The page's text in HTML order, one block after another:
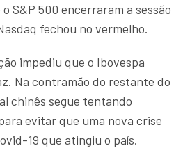
S&P 500 encerraram a sessão
fechou no vermelho.
impediu que o Ibovespa
Na contramão do restante do
chinês segue tentando
evitar que uma nova crise
19 que atingiu o país.